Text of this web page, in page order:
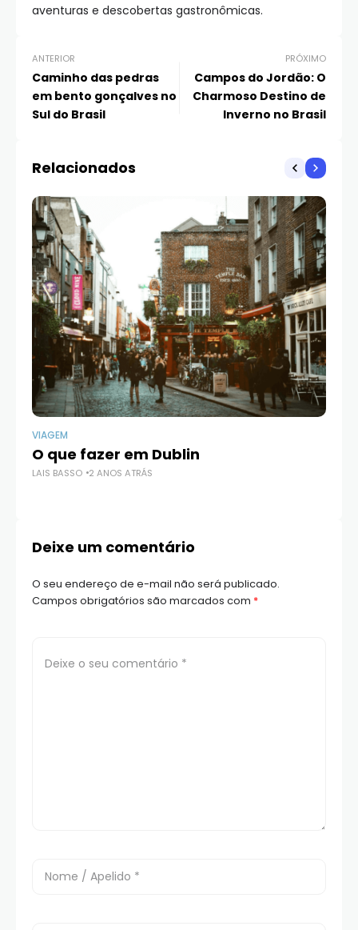
aventuras e descobertas gastronômicas.
ANTERIOR
Caminho das pedras
em bento gonçalves no
Sul do Brasil
PRÓXIMO
Campos do Jordão: O
Charmoso Destino de
Inverno no Brasil
Relacionados
VIAGEM
O que fazer em Dublin
LAIS BASSO 2 ANOS ATRÁS
Deixe um comentário
O seu endereço de e-mail não será publicado.
Campos obrigatórios são marcados com *